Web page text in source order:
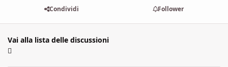
Condividi Follower
Vai alla lista delle discussioni